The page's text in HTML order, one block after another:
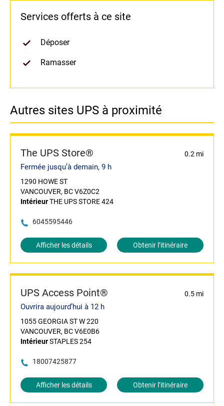
Services offerts à ce site
Déposer
Ramasser
Autres sites UPS à proximité
The UPS Store® 0.2 mi
Fermée jusqu’à demain, 9 h
1290 HOWE ST
VANCOUVER, BC V6Z0C2
IntérieurTHE UPS STORE 424
6045595446
Afficher les détails Obtenir l’itinéraire
UPS Access Point® 0.5 mi
Ouvrira aujourd’hui à 12 h
1055 GEORGIA ST W 220
VANCOUVER, BC V6E0B6
IntérieurSTAPLES 254
18007425877
Afficher les détails Obtenir l’itinéraire